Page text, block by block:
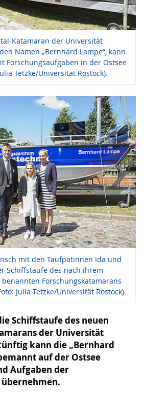
Katamaran der Universität
Namen „Bernhard Lampe“, kann
Forschungsaufgaben in der Ostsee
Tetzke/Universität Rostock).
mit den Taufpatinnen Ida und
Schiffstaufe des nach ihrem
Forschungskatamarans
Julia Tetzke/Universität Rostock).
Schiffstaufe des neuen
der Universität
kann die „Bernhard
auf der Ostsee
Aufgaben der